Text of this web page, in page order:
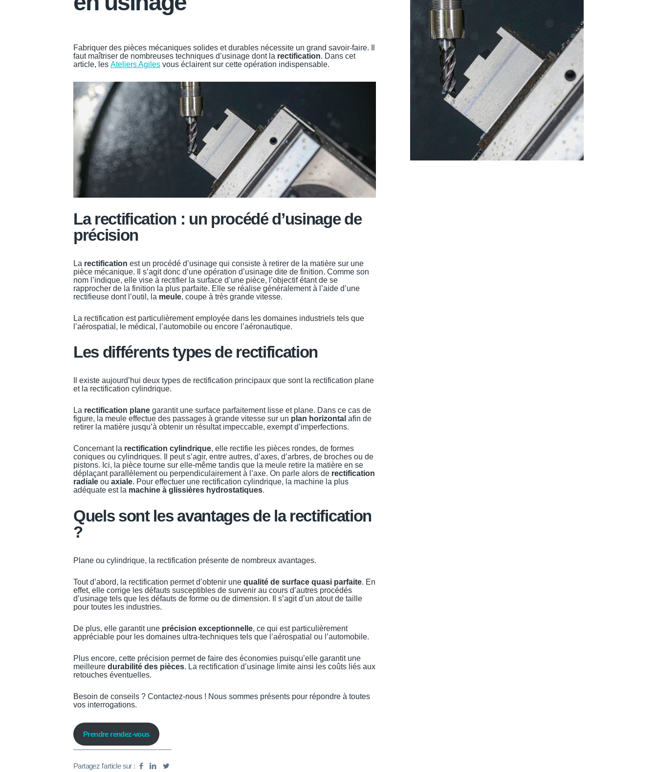
Fabriquer des pièces mécaniques solides et durables nécessite un grand savoir-faire. Il
faut maîtriser de nombreuses techniques d’usinage dont la rectification. Dans cet
article, les Ateliers Agiles vous éclairent sur cette opération indispensable.
La rectification : un procédé d’usinage de
précision
La rectification est un procédé d’usinage qui consiste à retirer de la matière sur une
pièce mécanique. Il s’agit donc d’une opération d’usinage dite de finition. Comme son
nom l’indique, elle vise à rectifier la surface d’une pièce, l’objectif étant de se
rapprocher de la finition la plus parfaite. Elle se réalise généralement à l’aide d’une
rectifieuse dont l’outil, la meule, coupe à très grande vitesse.
La rectification est particulièrement employée dans les domaines industriels tels que
l’aérospatial, le médical, l’automobile ou encore l’aéronautique.
Les différents types de rectification
Il existe aujourd’hui deux types de rectification principaux que sont la rectification plane
et la rectification cylindrique.
La rectification plane garantit une surface parfaitement lisse et plane. Dans ce cas de
figure, la meule effectue des passages à grande vitesse sur un plan horizontal afin de
retirer la matière jusqu’à obtenir un résultat impeccable, exempt d’imperfections.
Concernant la rectification cylindrique, elle rectifie les pièces rondes, de formes
coniques ou cylindriques. Il peut s’agir, entre autres, d’axes, d’arbres, de broches ou de
pistons. Ici, la pièce tourne sur elle-même tandis que la meule retire la matière en se
déplaçant parallèlement ou perpendiculairement à l’axe. On parle alors de rectification
radiale ou axiale. Pour effectuer une rectification cylindrique, la machine la plus
adéquate est la machine à glissières hydrostatiques.
Quels sont les avantages de la rectification
?
Plane ou cylindrique, la rectification présente de nombreux avantages.
Tout d’abord, la rectification permet d’obtenir une qualité de surface quasi parfaite. En
effet, elle corrige les défauts susceptibles de survenir au cours d’autres procédés
d’usinage tels que les défauts de forme ou de dimension. Il s’agit d’un atout de taille
pour toutes les industries.
De plus, elle garantit une précision exceptionnelle, ce qui est particulièrement
appréciable pour les domaines ultra-techniques tels que l’aérospatial ou l’automobile.
Plus encore, cette précision permet de faire des économies puisqu’elle garantit une
meilleure durabilité des pièces. La rectification d’usinage limite ainsi les coûts liés aux
retouches éventuelles.
Besoin de conseils ? Contactez-nous ! Nous sommes présents pour répondre à toutes
vos interrogations.
Prendre rendez-vous
Partagez l'article sur :